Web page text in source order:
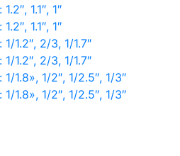
1.1″, 1″
1.1″, 1″
1.2″, 2/3, 1/1.7″
1.2″, 2/3, 1/1.7″
1.8», 1/2″, 1/2.5″, 1/3″
1.8», 1/2″, 1/2.5″, 1/3″